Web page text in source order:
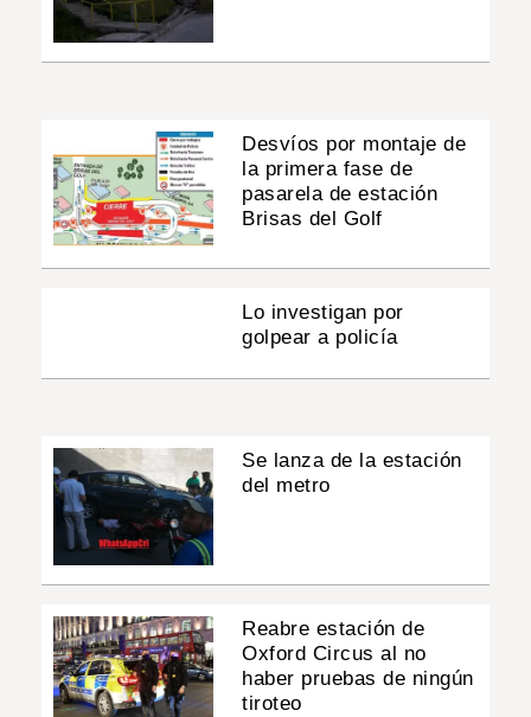
Desvíos por montaje de
la primera fase de
pasarela de estación
Brisas del Golf
Lo investigan por
golpear a policía
Se lanza de la estación
del metro
Reabre estación de
Oxford Circus al no
haber pruebas de ningún
tiroteo